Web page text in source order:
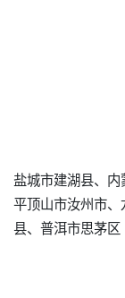
盐城市建湖县、内
平顶山市汝州市
县、普洱市思茅区